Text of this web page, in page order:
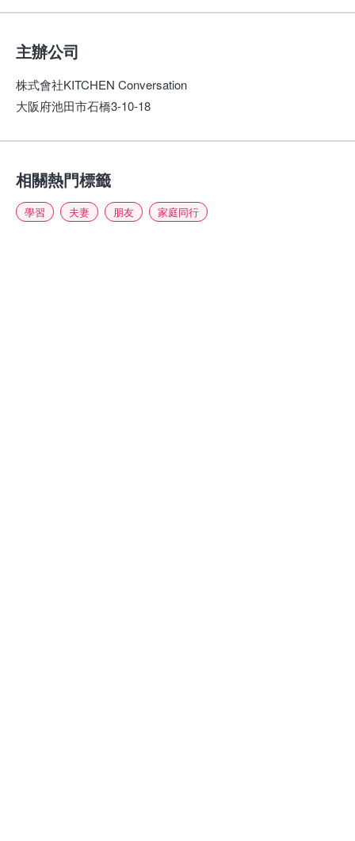
主辦公司
株式會社KITCHEN Conversation
大阪府池田市石橋3-10-18
相關熱門標籤
學習 夫妻 朋友 家庭同行